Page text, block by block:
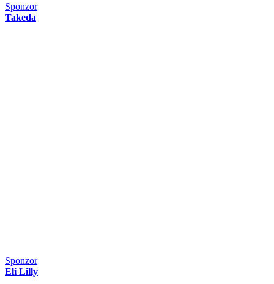
Sponzor
Takeda
Sponzor
Eli Lilly